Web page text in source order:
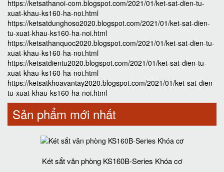
https://ketsathanoi-com.blogspot.com/2021/01/ket-sat-dien-tu-
xuat-khau-ks160-ha-noi.html
https://ketsatdunghoso2020.blogspot.com/2021/01/ket-sat-dien-
tu-xuat-khau-ks160-ha-noi.html
https://ketsathanquoc2020.blogspot.com/2021/01/ket-sat-dien-tu-
xuat-khau-ks160-ha-noi.html
https://ketsatdientu2020.blogspot.com/2021/01/ket-sat-dien-tu-
xuat-khau-ks160-ha-noi.html
https://ketsatkhoavantay2020.blogspot.com/2021/01/ket-sat-dien-
tu-xuat-khau-ks160-ha-noi.html
Sản phẩm mới nhất
Két sắt văn phòng KS160B-Series Khóa cơ